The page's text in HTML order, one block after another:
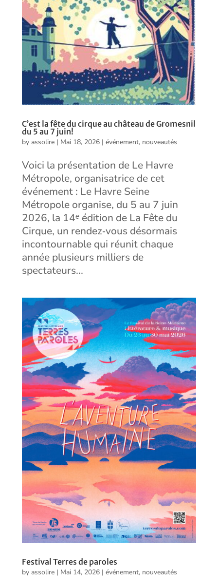
C’est la fête du cirque au château de Gromesnil
du 5 au 7 juin!
by assolire| Mai 18, 2026| événement, nouveautés
Voici la présentation de Le Havre
Métropole, organisatrice de cet
événement : Le Havre Seine
Métropole organise, du 5 au 7 juin
2026, la 14ᵉ édition de La Fête du
Cirque, un rendez‑vous désormais
incontournable qui réunit chaque
année plusieurs milliers de
spectateurs...
Festival Terres de paroles
by assolire| Mai 14, 2026| événement, nouveautés